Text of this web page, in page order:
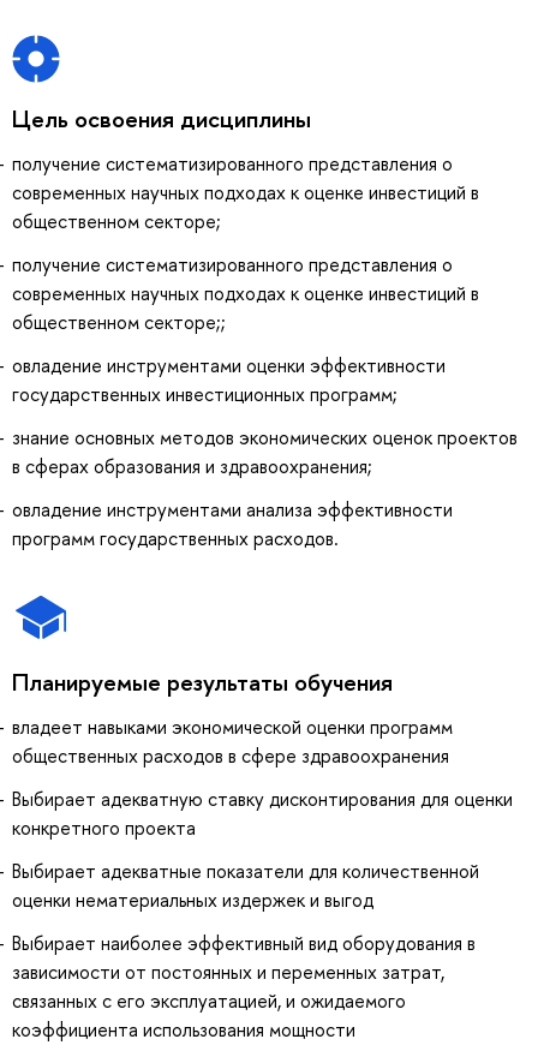
Цель освоения дисциплины
получение систематизированного представления о
современных научных подходах к оценке инвестиций в
общественном секторе;
получение систематизированного представления о
современных научных подходах к оценке инвестиций в
общественном секторе;;
овладение инструментами оценки эффективности
государственных инвестиционных программ;
знание основных методов экономических оценок проектов
в сферах образования и здравоохранения;
овладение инструментами анализа эффективности
программ государственных расходов.
Планируемые результаты обучения
владеет навыками экономической оценки программ
общественных расходов в сфере здравоохранения
Выбирает адекватную ставку дисконтирования для оценки
конкретного проекта
Выбирает адекватные показатели для количественной
оценки нематериальных издержек и выгод
Выбирает наиболее эффективный вид оборудования в
зависимости от постоянных и переменных затрат,
связанных с его эксплуатацией, и ожидаемого
коэффициента использования мощности